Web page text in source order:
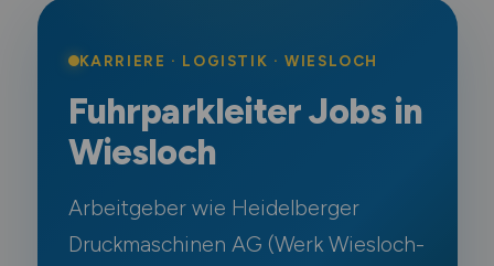
KARRIERE · LOGISTIK · WIESLOCH
Fuhrparkleiter Jobs in
Wiesloch
Arbeitgeber wie Heidelberger
Druckmaschinen AG (Werk Wiesloch-